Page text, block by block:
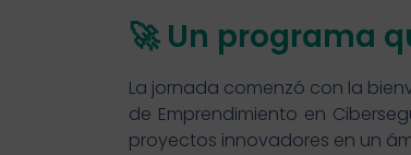
🚀 Un programa
La jornada comenzó con la
de Emprendimiento en
proyectos innovadores en un